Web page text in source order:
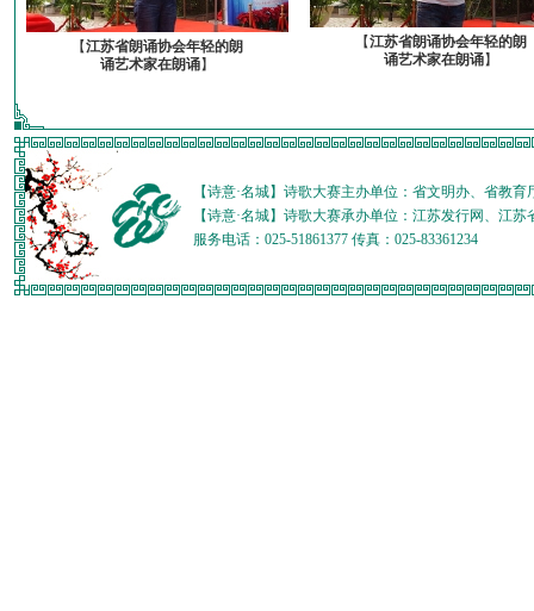
【江苏省朗诵协会年轻的朗
诵艺术家在朗诵】
【江苏省朗诵协会年轻的朗
诵艺术家在朗诵】
【诗意·名城】诗歌大赛主办单位：省文明办、省教
【诗意·名城】诗歌大赛承办单位：江苏发行网、江
服务电话：025-51861377 传真：025-83361234